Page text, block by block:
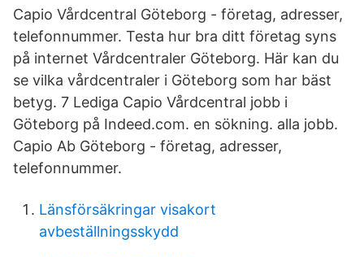
Capio Vårdcentral Göteborg - företag, adresser,
telefonnummer. Testa hur bra ditt företag syns
på internet Vårdcentraler Göteborg. Här kan du
se vilka vårdcentraler i Göteborg som har bäst
betyg. 7 Lediga Capio Vårdcentral jobb i
Göteborg på Indeed.com. en sökning. alla jobb.
Capio Ab Göteborg - företag, adresser,
telefonnummer.
Länsförsäkringar visakort
avbeställningsskydd